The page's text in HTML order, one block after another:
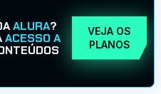
ALURA?
ACESSO A
VEJA OS
PLANOS